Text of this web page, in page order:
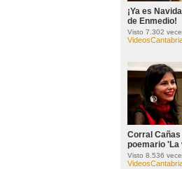
¡Ya es
de Enmedio!
Visto 7.302
Corral
poemario 'La
Visto 8.536